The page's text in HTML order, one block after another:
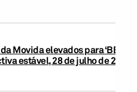
Movida elevados para ‘BB-’
estável, 28 de julho de 2021